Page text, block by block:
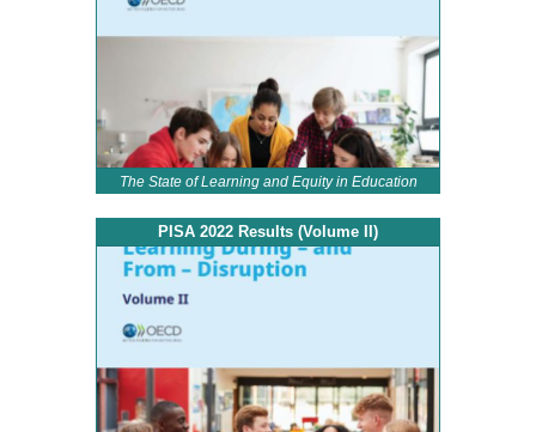
The State of Learning and Equity in Education
PISA 2022 Results (Volume II)